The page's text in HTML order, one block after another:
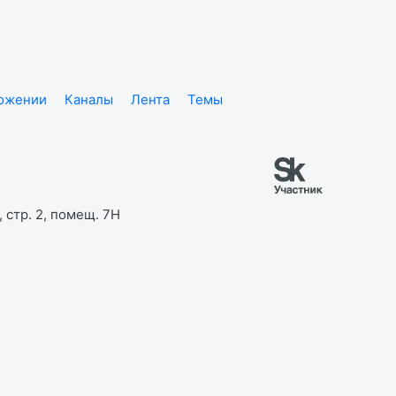
Каналы Лента
Темы
стр. 2, помещ. 7Н